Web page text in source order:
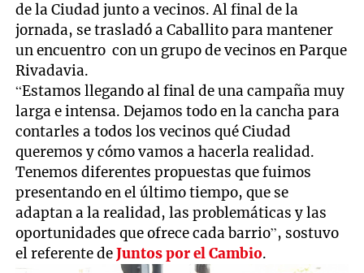
de la Ciudad junto a vecinos. Al final de la
jornada, se trasladó a Caballito para mantener
un encuentro con un grupo de vecinos en Parque
Rivadavia.
“Estamos llegando al final de una campaña muy
larga e intensa. Dejamos todo en la cancha para
contarles a todos los vecinos qué Ciudad
queremos y cómo vamos a hacerla realidad.
Tenemos diferentes propuestas que fuimos
presentando en el último tiempo, que se
adaptan a la realidad, las problemáticas y las
oportunidades que ofrece cada barrio”, sostuvo
el referente deJuntos por el Cambio.